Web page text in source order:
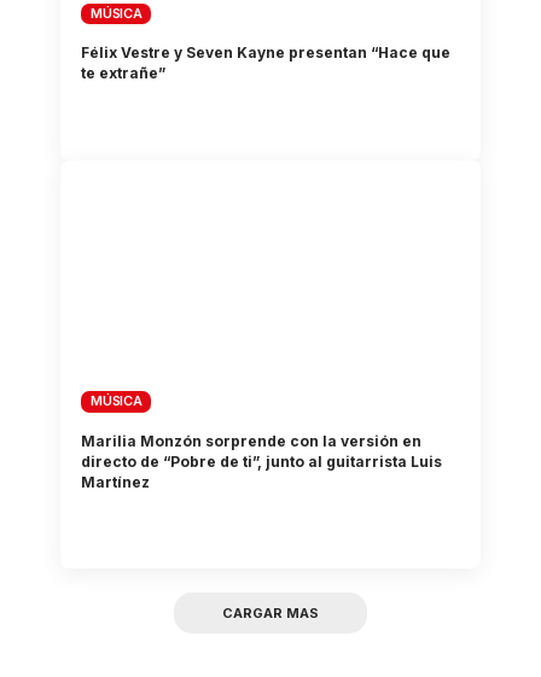
MÚSICA
Félix Vestre y Seven Kayne presentan “Hace que
te extrañe”
MÚSICA
Marilia Monzón sorprende con la versión en
directo de “Pobre de ti”, junto al guitarrista Luis
Martínez
CARGAR MAS